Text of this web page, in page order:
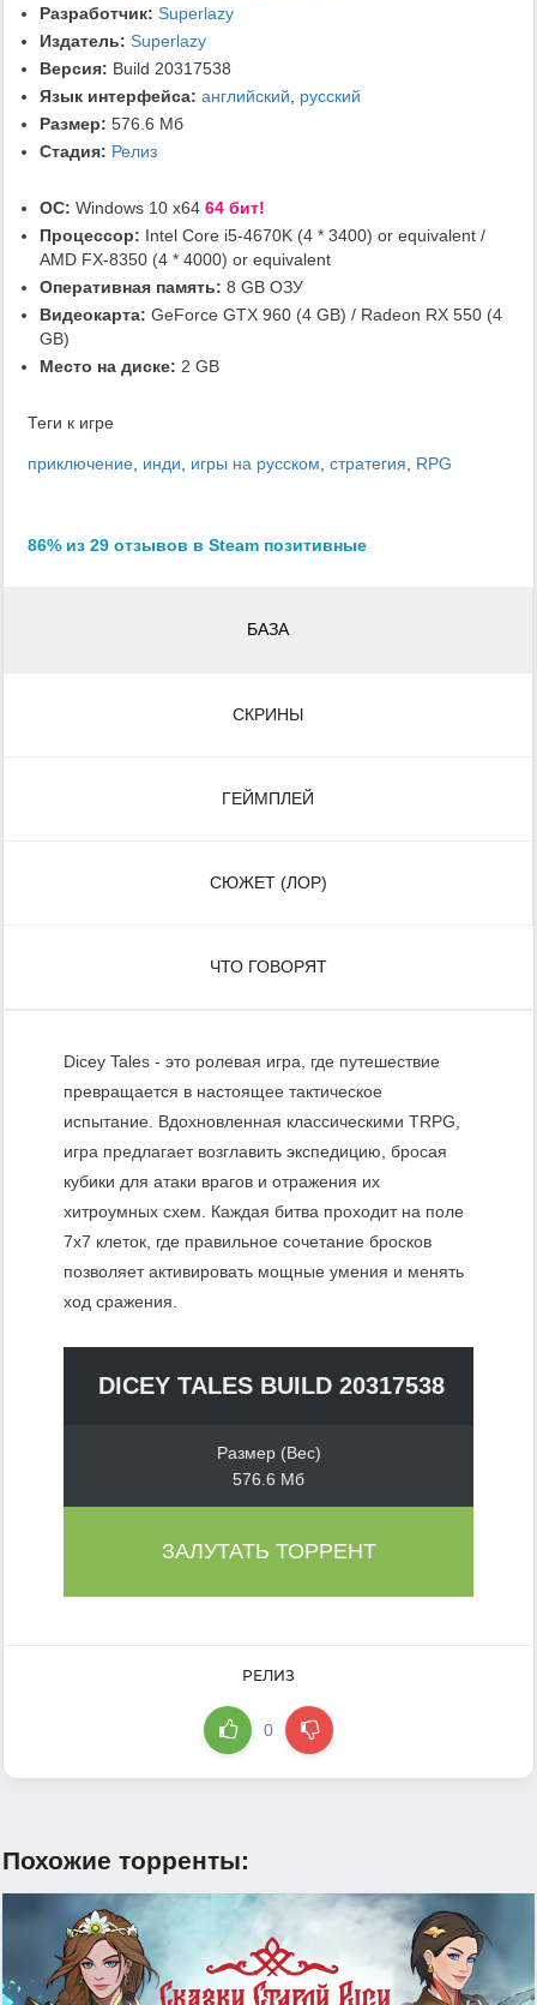
Разработчик: Superlazy
Издатель: Superlazy
Версия: Build 20317538
Язык интерфейса: английский
русский
Размер: 576.6 Мб
Стадия: Релиз
ОС: Windows 10 x64 64 бит!
Процессор: Intel Core i5-4670K (4 * 3400) or equivalent /
AMD FX-8350 (4 * 4000) or equivalent
Оперативная память: 8 GB ОЗУ
Видеокарта: GeForce GTX 960 (4 GB) / Radeon RX 550 (4
GB)
Место на диске: 2 GB
Теги к игре
приключение инди игры на русском стратегия RPG
86% из 29 отзывов в Steam позитивные
БАЗА
СКРИНЫ
ГЕЙМПЛЕЙ
СЮЖЕТ (ЛОР)
ЧТО ГОВОРЯТ
Dicey Tales - это ролевая игра, где путешествие
превращается в настоящее тактическое
испытание. Вдохновленная классическими TRPG,
игра предлагает возглавить экспедицию, бросая
кубики для атаки врагов и отражения их
хитроумных схем. Каждая битва проходит на поле
7х7 клеток, где правильное сочетание бросков
позволяет активировать мощные умения и менять
ход сражения.
DICEY TALES BUILD 20317538
Размер (Вес)
576.6 Мб
ЗАЛУТАТЬ ТОРРЕНТ
РЕЛИЗ
0
Похожие торренты: